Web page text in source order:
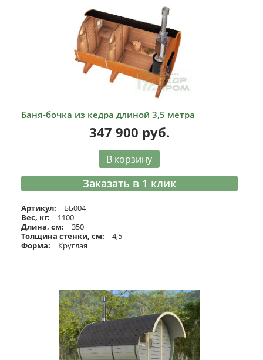
Баня-бочка из кедра длиной 3,5 метра
347 900 руб.
В корзину
Заказать в 1 клик
Артикул:
ББ004
Вес, кг:
1100
Длина, см:
350
Толщина стенки, см:
4,5
Форма:
Круглая